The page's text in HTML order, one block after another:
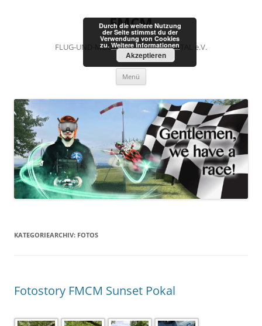
FMCM
FLUG-UND-MODELLBAUCLUB MAINTAL e.V.
Menü
KATEGORIEARCHIV: FOTOS
Fotostory FMCM Sunset Pokal
Durch die weitere Nutzung
der Seite stimmst du der
Verwendung von Cookies
zu. Weitere Informationen
Akzeptieren